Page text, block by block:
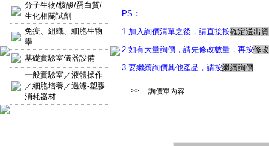
分子生物/核酸/蛋白質/
生化相關試劑
免疫、組織、細胞生物
學
基礎實驗室儀器設備
一般實驗室／液體操作
／細胞培養／過濾-塑膠
消耗器材
PS：
1.加入詢價清單之後，請直接按確定送出
2.如有大量詢價，請先修改數量，再按修
3.要繼續詢價其他產品，請按繼續詢價
>> 詢價單內容